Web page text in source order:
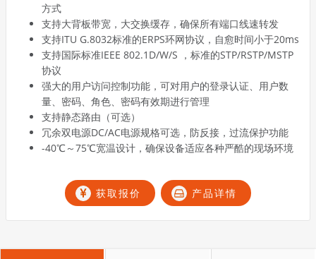
方式
支持大背板带宽，大交换缓存，确保所有端口线速转发
支持ITU G.8032标准的ERPS环网协议，自愈时间小于20ms
支持国际标准IEEE 802.1D/W/S ，标准的STP/RSTP/MSTP
协议
强大的用户访问控制功能，可对用户的登录认证、用户数
量、密码、角色、密码有效期进行管理
支持静态路由（可选）
冗余双电源DC/AC电源规格可选，防反接，过流保护功能
-40℃～75℃宽温设计，确保设备适应各种严酷的现场环境
获取报价 产品详情